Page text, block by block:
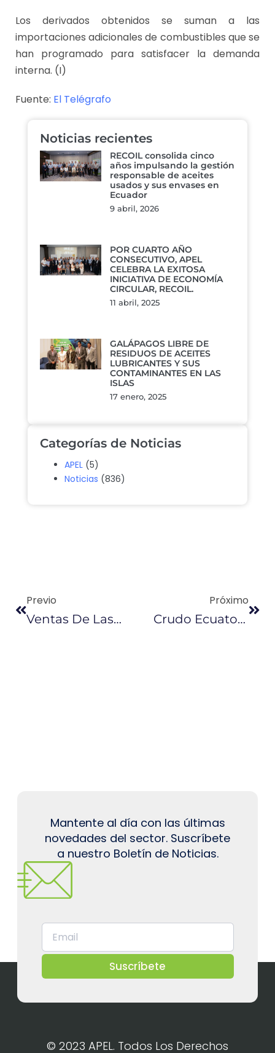
Los derivados obtenidos se suman a las
importaciones adicionales de combustibles que se
han programado para satisfacer la demanda
interna. (I)
Fuente: El Telégrafo
Noticias recientes
RECOIL consolida cinco
años impulsando la gestión
responsable de aceites
usados y sus envases en
Ecuador
9 abril, 2026
POR CUARTO AÑO
CONSECUTIVO, APEL
CELEBRA LA EXITOSA
INICIATIVA DE ECONOMÍA
CIRCULAR, RECOIL.
11 abril, 2025
GALÁPAGOS LIBRE DE
RESIDUOS DE ACEITES
LUBRICANTES Y SUS
CONTAMINANTES EN LAS
ISLAS
17 enero, 2025
Categorías de Noticias
APEL (5)
Noticias (836)
Previo
Ventas De Las Empresas Crecieron 4,1 % En 2018 En Ecuador
Próximo
Crudo Ecuatoriano Recibe Alentadoras Ofertas En Venta Spot
Mantente al día con las últimas
novedades del sector. Suscríbete
a nuestro Boletín de Noticias.
Suscríbete
© 2023 APEL. Todos Los Derechos